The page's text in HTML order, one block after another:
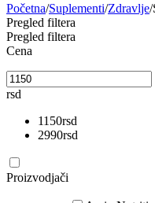
Početna/Suplementi/Zdravlje/
Pregled filtera
Pregled filtera
Cena
rsd
1150rsd
2990rsd
Proizvodjači